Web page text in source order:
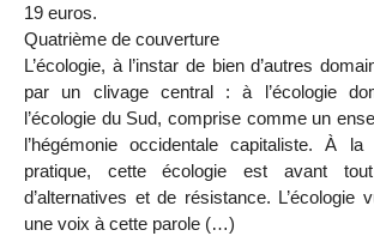
19 euros.
Quatrième de couverture
L’écologie, à l’instar de bien d’autres
par un clivage central : à l’écologie
l’écologie du Sud, comprise comme un
l’hégémonie occidentale capitaliste. À
pratique, cette écologie est avant
d’alternatives et de résistance. L’écologie
une voix à cette parole (…)